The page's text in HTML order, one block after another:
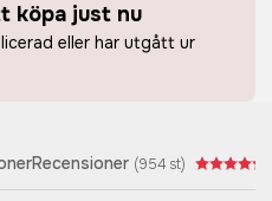
köpa just nu
eller har utgått ur
Recensioner (954 st)